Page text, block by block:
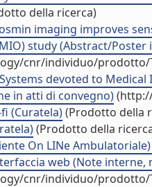
della ricerca)
imaging improves
study (Abstract/Poster
cnr/individuo/prodotto/
devoted to Medical
in atti di convegno)
(Curatela)(Prodotto della
(Prodotto della
On LINe
web (Note interne,
cnr/individuo/prodotto/